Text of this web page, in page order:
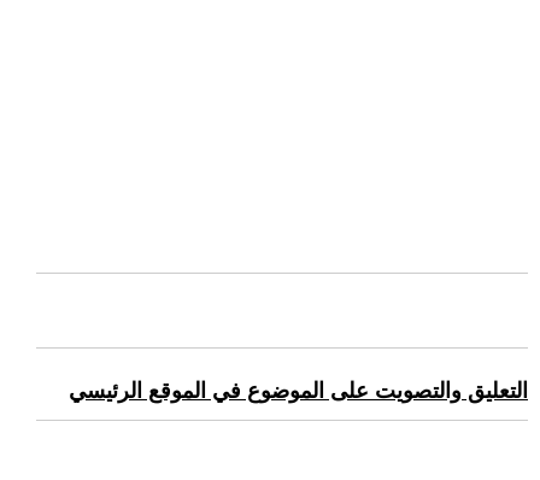
التعليق والتصويت على الموضوع في الموقع الرئيسي